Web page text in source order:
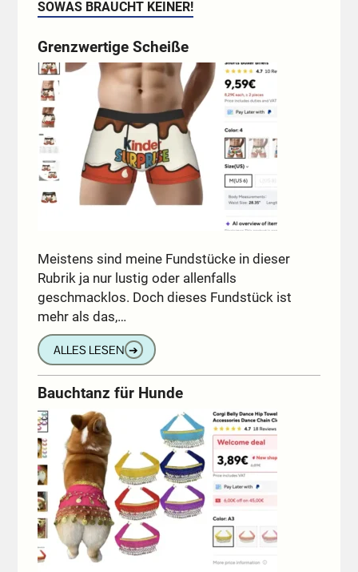
SOWAS BRAUCHT KEINER!
Grenzwertige Scheiße
Meistens sind meine Fundstücke in dieser
Rubrik ja nur lustig oder allenfalls
geschmacklos. Doch dieses Fundstück ist
mehr als das,…
ALLES LESEN ➔
Bauchtanz für Hunde